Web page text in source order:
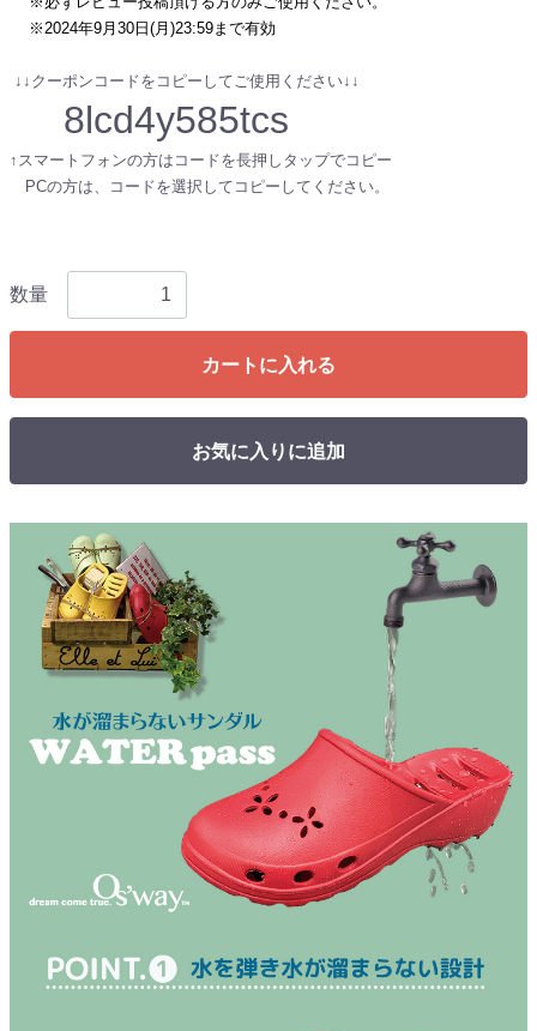
※2024年9月30日(月)23:59まで有効
↓↓クーポンコードをコピーしてご使用ください↓↓
8lcd4y585tcs
↑スマートフォンの方はコードを長押しタップでコピー
PCの方は、コードを選択してコピーしてください。
数量
カートに入れる
お気に入りに追加